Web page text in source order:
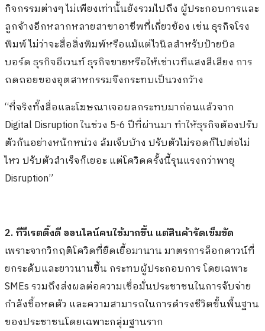
กิจกรรมต่างๆ ไม่เพียงเท่านั้นยังรวมไปถึง ผู้ประกอบการและ
ลูกจ้างอีกหลากหลายสาขาอาชีพที่เกี่ยวข้อง เช่น ธุรกิจโรง
พิมพ์ ไม่ว่าจะสื่อสิ่งพิมพ์หรือแม้แต่ไวนิลสำหรับป้ายบิล
บอร์ด ธุรกิจอีเวนท์ ธุรกิจขายหรือให้เช่าเวทีแสงสีเสียง การ
ถดถอยของอุตสาหกรรมจึงกระทบเป็นวงกว้าง
“ที่จริงทั้งสื่อและโฆษณาเจอผลกระทบมาก่อนแล้วจาก
Digital Disruption ในช่วง 5-6 ปีที่ผ่านมา ทำให้ธุรกิจต้องปรับ
ตัวกันอย่างหนักหน่วง ล้มเจ็บบ้าง ปรับตัวไม่รอดก็ไปต่อไม่
ไหว ปรับตัวสำเร็จก็เยอะ แต่โควิดครั้งนี้รุนแรงกว่าพายุ
Disruption”
2. ทีวีเรตติ้งดี ออนไลน์คนใช้มากขึ้น แต่สินค้ารัดเข็มขัด
เพราะจากวิกฤติโควิดที่ยืดเยื้อมานาน มาตรการล็อกดาวน์ที่
ยกระดับและยาวนานขึ้น กระทบผู้ประกอบการ โดยเฉพาะ
SMEs รวมถึงส่งผลต่อความเชื่อมั่นประชาชนในการจับจ่าย
กำลังซื้อหดตัว และความสามารถในการดำรงชีวิตขั้นพื้นฐาน
ของประชาชนโดยเฉพาะกลุ่มฐานราก